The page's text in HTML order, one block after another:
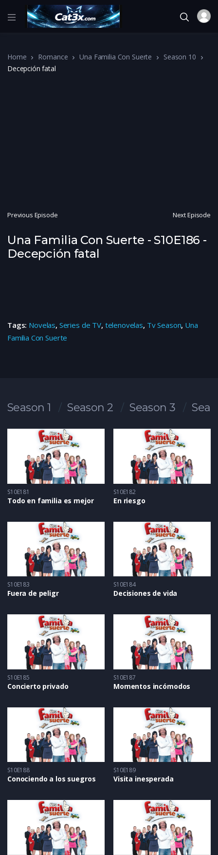
Home Romance Una Familia Con Suerte
Season 10
Decepción fatal
Previous Episode Next Episode
Una Familia Con Suerte - S10E186 -
Decepción fatal
Tags: Novelas, Series de TV, telenovelas, Tv Season, Una
Familia Con Suerte
Season 1 Season 2 Season 3
S10E181
Todo en familia es mejor
S10E182
En riesgo
S10E183
Fuera de peligr
S10E184
Decisiones de vida
S10E185
Concierto privado
S10E187
Momentos incómodos
S10E188
Conociendo a los suegros
S10E189
Visita inesperada